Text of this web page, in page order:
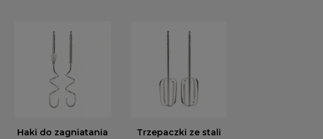
Haki do zagniatania
Trzepaczki ze stali